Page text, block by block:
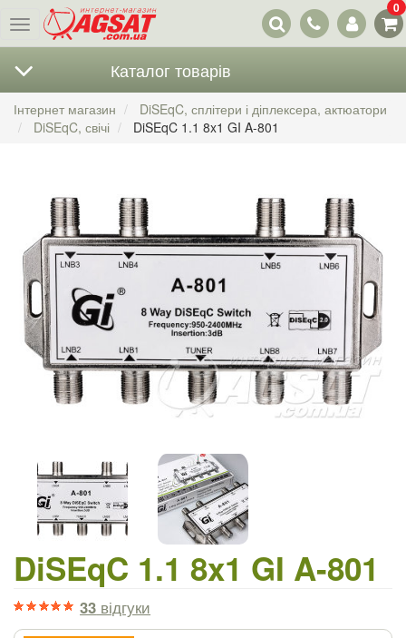
Меню
Наші
контакти
0
Каталог товарів
Інтернет магазин
DiSEqC, сплітери і діплексера, актюатори
DiSEqC, свічі
DiSEqC 1.1 8x1 GI A-801
DiSEqC 1.1 8x1 GI A-801
33 відгуки